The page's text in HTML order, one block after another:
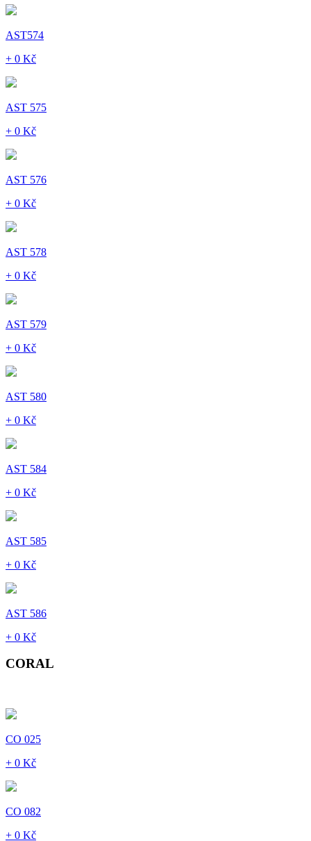
AST574
+ 0 Kč
AST 575
+ 0 Kč
AST 576
+ 0 Kč
AST 578
+ 0 Kč
AST 579
+ 0 Kč
AST 580
+ 0 Kč
AST 584
+ 0 Kč
AST 585
+ 0 Kč
AST 586
+ 0 Kč
CORAL
CO 025
+ 0 Kč
CO 082
+ 0 Kč